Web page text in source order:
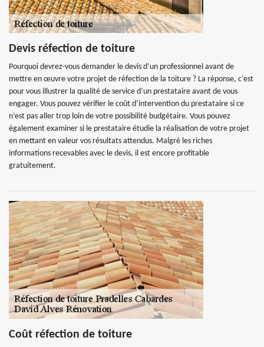
Devis réfection de toiture
Pourquoi devrez-vous demander le devis d’un professionnel avant de
mettre en œuvre votre projet de réfection de la toiture ? La réponse, c’est
pour vous illustrer la qualité de service d’un prestataire avant de vous
engager. Vous pouvez vérifier le coût d’intervention du prestataire si ce
n’est pas aller trop loin de votre possibilité budgétaire. Vous pouvez
également examiner si le prestataire étudie la réalisation de votre projet
en mettant en valeur vos résultats attendus. Malgré les riches
informations recevables avec le devis, il est encore profitable
gratuitement.
Coût réfection de toiture